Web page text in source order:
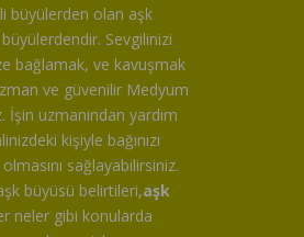
büyülerden olan aşk
Sevgilinizi
bağlamak, ve kavuşmak
ve güvenilir Medyum
uzmanından yardım
kişiyle bağınızı
sağlayabilirsiniz.
büyüsü belirtileri,aşk
neler gibi konularda